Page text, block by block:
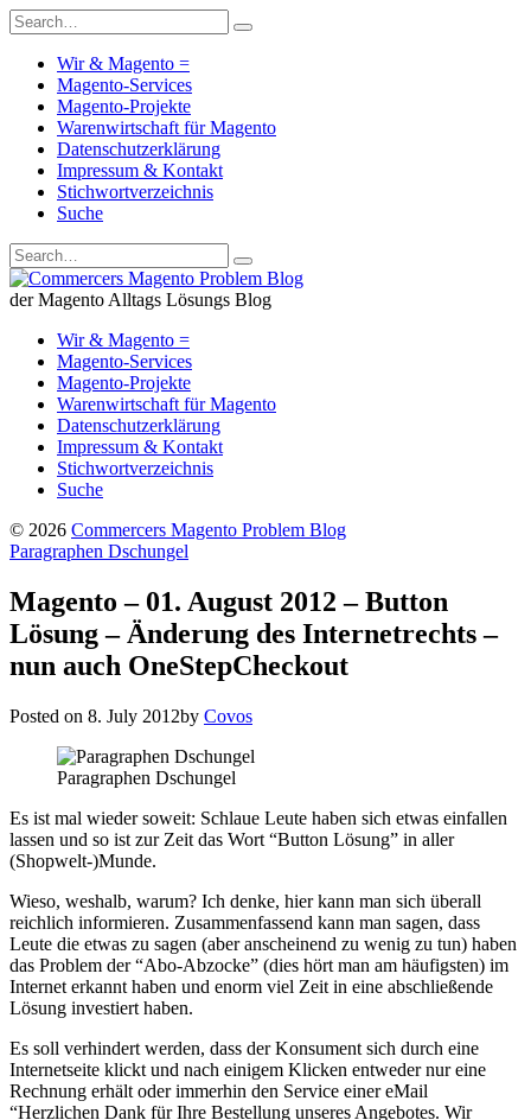
Wir & Magento =
Magento-Services
Magento-Projekte
Warenwirtschaft für Magento
Datenschutzerklärung
Impressum & Kontakt
Stichwortverzeichnis
Suche
der Magento Alltags Lösungs Blog
Wir & Magento =
Magento-Services
Magento-Projekte
Warenwirtschaft für Magento
Datenschutzerklärung
Impressum & Kontakt
Stichwortverzeichnis
Suche
© 2026 Commercers Magento Problem Blog
Paragraphen Dschungel
Magento – 01. August 2012 – Button
Lösung – Änderung des Internetrechts –
nun auch OneStepCheckout
Posted on 8. July 2012by Covos
Paragraphen Dschungel
Es ist mal wieder soweit: Schlaue Leute haben sich etwas einfallen
lassen und so ist zur Zeit das Wort “Button Lösung” in aller
(Shopwelt-)Munde.
Wieso, weshalb, warum? Ich denke, hier kann man sich überall
reichlich informieren. Zusammenfassend kann man sagen, dass
Leute die etwas zu sagen (aber anscheinend zu wenig zu tun) haben
das Problem der “Abo-Abzocke” (dies hört man am häufigsten) im
Internet erkannt haben und enorm viel Zeit in eine abschließende
Lösung investiert haben.
Es soll verhindert werden, dass der Konsument sich durch eine
Internetseite klickt und nach einigem Klicken entweder nur eine
Rechnung erhält oder immerhin den Service einer eMail
“Herzlichen Dank für Ihre Bestellung unseres Angebotes. Wir